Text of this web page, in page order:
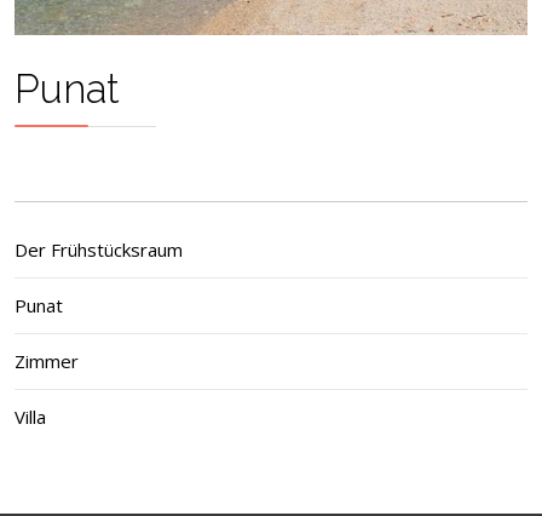
Punat
Der Frühstücksraum
Punat
Zimmer
Villa